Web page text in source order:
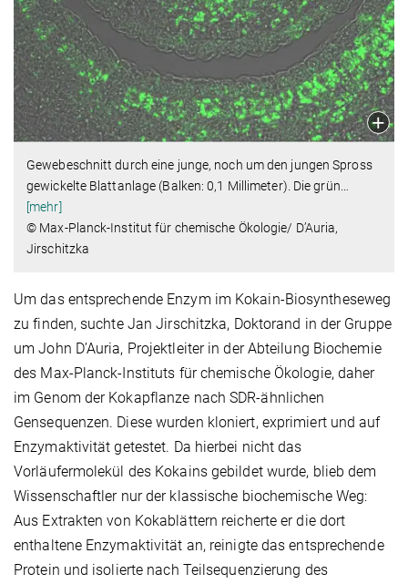
Gewebeschnitt durch eine junge, noch um den jungen Spross
gewickelte Blattanlage (Balken: 0,1 Millimeter). Die grün
[mehr]
© Max-Planck-Institut für chemische Ökologie/ D’Auria,
Jirschitzka
Um das entsprechende Enzym im Kokain-Biosyntheseweg
zu finden, suchte Jan Jirschitzka, Doktorand in der Gruppe
um John D’Auria, Projektleiter in der Abteilung Biochemie
des Max-Planck-Instituts für chemische Ökologie, daher
im Genom der Kokapflanze nach SDR-ähnlichen
Gensequenzen. Diese wurden kloniert, exprimiert und auf
Enzymaktivität getestet. Da hierbei nicht das
Vorläufermolekül des Kokains gebildet wurde, blieb dem
Wissenschaftler nur der klassische biochemische Weg:
Aus Extrakten von Kokablättern reicherte er die dort
enthaltene Enzymaktivität an, reinigte das entsprechende
Protein und isolierte nach Teilsequenzierung des